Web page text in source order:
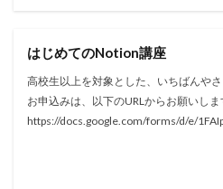
はじめてのNotion講座
高校生以上を対象とした、いちばんや
お申込みは、以下のURLからお願いしま
https://docs.google.com/forms/d/e/